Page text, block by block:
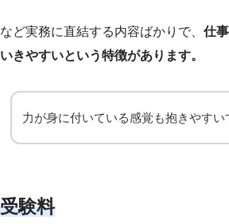
など実務に直結する内容ばかりで、 仕
いきやすいという特徴があります。
力が身に付いている感覚も抱きやすい
受験料